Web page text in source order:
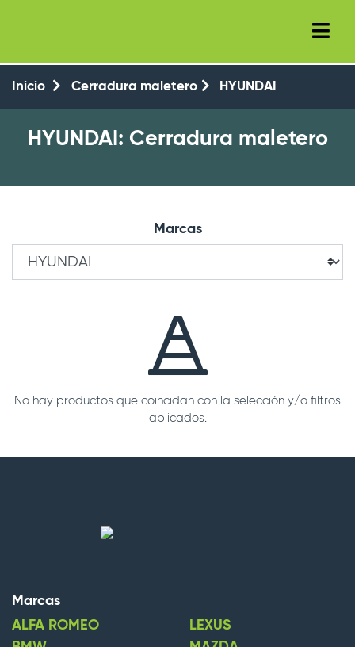
Inicio Cerradura maletero HYUNDAI
HYUNDAI: Cerradura maletero
Marcas
No hay productos que coincidan con la selección y/o filtros
aplicados.
Marcas
ALFA ROMEO
LEXUS